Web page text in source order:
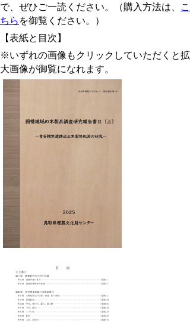
で、ぜひご一読ください。（購入方法は、
こ
ちら を御覧ください。
）
【表紙と目次】
※いずれの画像もクリックしていただくと拡
大画像が御覧になれます。